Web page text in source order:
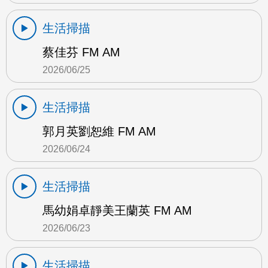
生活掃描
蔡佳芬 FM AM
2026/06/25
生活掃描
郭月英劉恕維 FM AM
2026/06/24
生活掃描
馬幼娟卓靜美王蘭英 FM AM
2026/06/23